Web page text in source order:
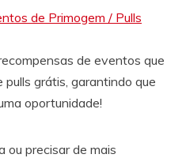
de Primogem / Pulls
de eventos que
grátis, garantindo que
oportunidade!
ou precisar de mais